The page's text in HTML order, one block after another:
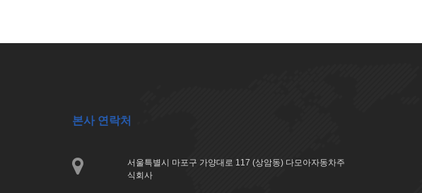
본사 연락처
서울특별시 마포구 가양대로 117 (상암동) 다모아자동차주
식회사